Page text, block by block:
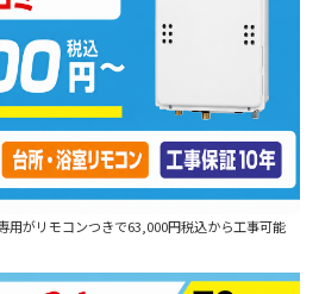
用がリモコンつきで63,000円税込から工事可能